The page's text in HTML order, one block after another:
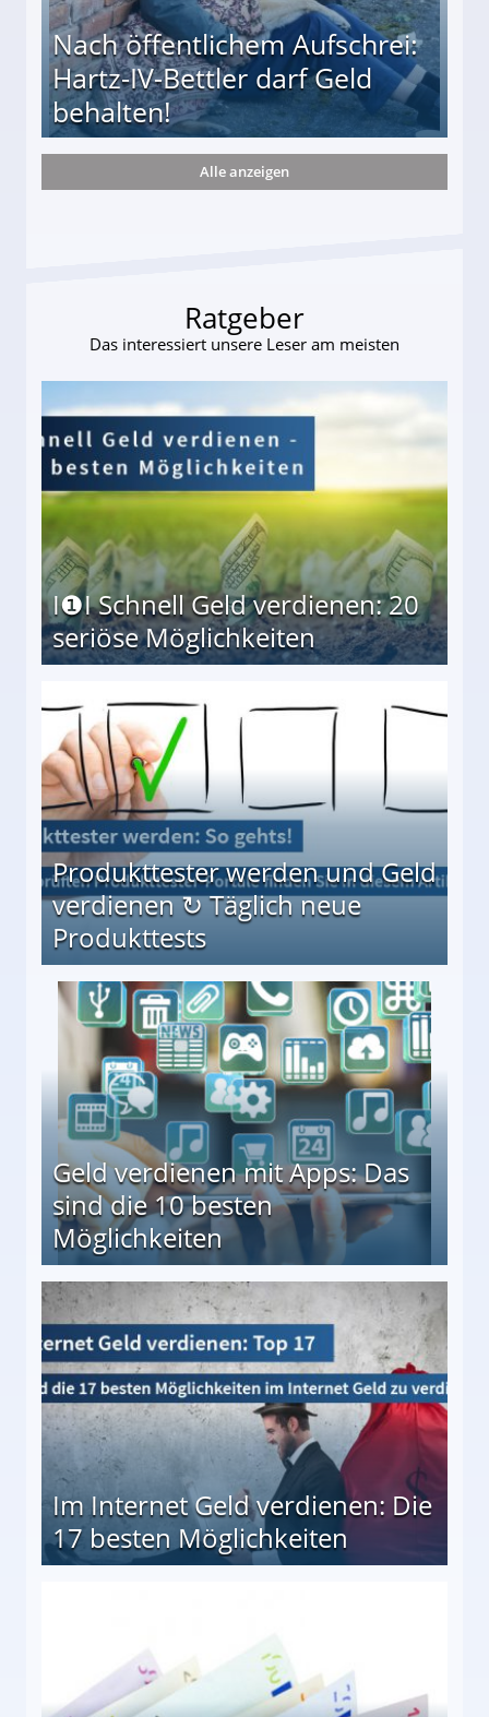
Nach öffentlichem Aufschrei:
Hartz-IV-Bettler darf Geld
behalten!
darf Geld behalten!
Alle anzeigen
Ratgeber
Das interessiert unsere Leser am meisten
I❶I Schnell Geld verdienen: 20
seriöse Möglichkeiten
Produkttester werden und Geld
verdienen ↻ Täglich neue
Produkttests
↻ Täglich neue Produkttests
Geld verdienen mit Apps: Das
sind die 10 besten
Möglichkeiten
besten Möglichkeiten
Im Internet Geld verdienen: Die
17 besten Möglichkeiten